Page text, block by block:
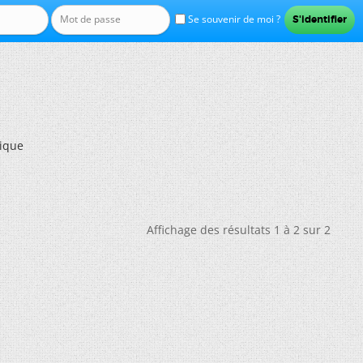
Se souvenir de moi ?
Affichage des résultats 1 à 2 sur 2